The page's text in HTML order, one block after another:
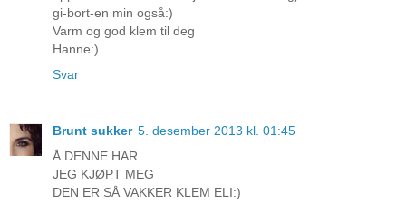
gi-bort-en min også:)
Varm og god klem til deg
Hanne:)
Svar
Brunt sukker 5. desember 2013 kl. 01:45
Å DENNE HAR
JEG KJØPT MEG
DEN ER SÅ VAKKER KLEM ELI:)